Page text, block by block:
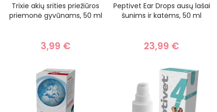
Trixie akių srities priežiūros
priemonė gyvūnams, 50 ml
3,99 €
Peptivet Ear Drops ausų lašai
šunims ir katėms, 50 ml
23,99 €